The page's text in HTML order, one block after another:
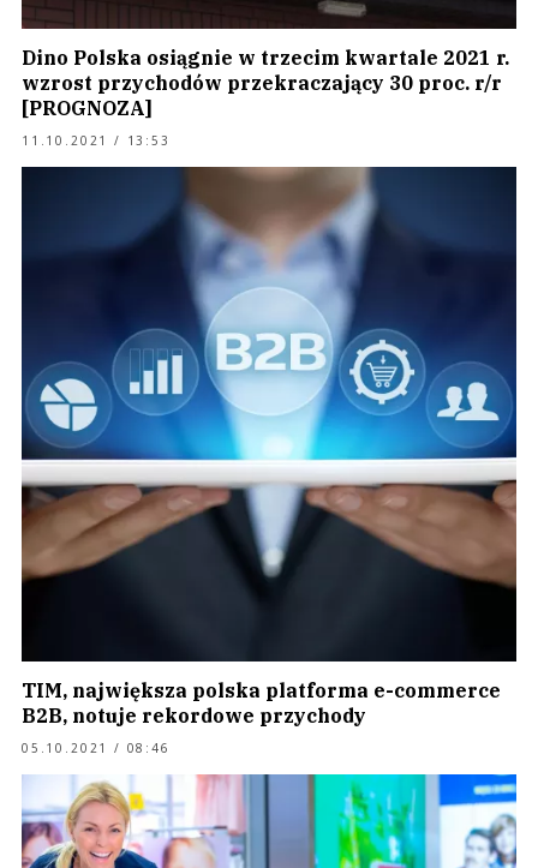
Dino Polska osiągnie w trzecim kwartale 2021 r.
wzrost przychodów przekraczający 30 proc. r/r
[PROGNOZA]
11.10.2021 / 13:53
TIM, największa polska platforma e-commerce
B2B, notuje rekordowe przychody
05.10.2021 / 08:46